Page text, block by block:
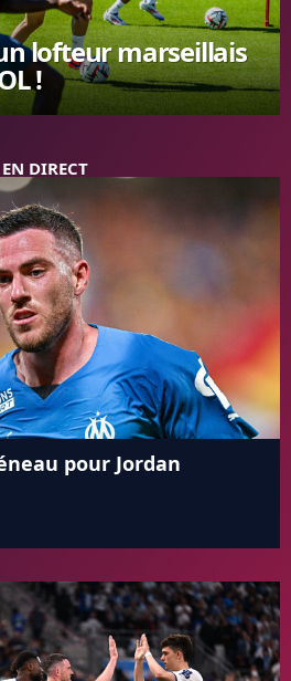
lofteur marseillais
!
DIRECT
pour Jordan